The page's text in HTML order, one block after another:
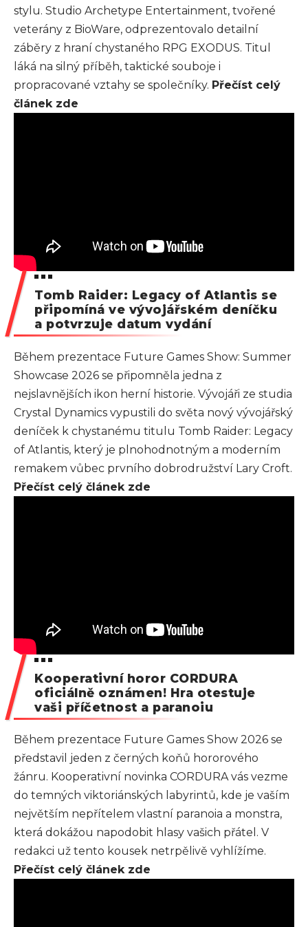
stylu. Studio Archetype Entertainment, tvořené
veterány z BioWare, odprezentovalo detailní
záběry z hraní chystaného RPG EXODUS. Titul
láká na silný příběh, taktické souboje i
propracované vztahy se společníky. Přečíst celý
článek zde
Tomb Raider: Legacy of Atlantis se
připomíná ve vývojářském deníčku
a potvrzuje datum vydání
Během prezentace Future Games Show: Summer
Showcase 2026 se připomněla jedna z
nejslavnějších ikon herní historie. Vývojáři ze studia
Crystal Dynamics vypustili do světa nový vývojářský
deníček k chystanému titulu Tomb Raider: Legacy
of Atlantis, který je plnohodnotným a moderním
remakem vůbec prvního dobrodružství Lary Croft.
Přečíst celý článek zde
Kooperativní horor CORDURA
oficiálně oznámen! Hra otestuje
vaši příčetnost a paranoiu
Během prezentace Future Games Show 2026 se
představil jeden z černých koňů hororového
žánru. Kooperativní novinka CORDURA vás vezme
do temných viktoriánských labyrintů, kde je vaším
největším nepřítelem vlastní paranoia a monstra,
která dokážou napodobit hlasy vašich přátel. V
redakci už tento kousek netrpělivě vyhlížíme.
Přečíst celý článek zde